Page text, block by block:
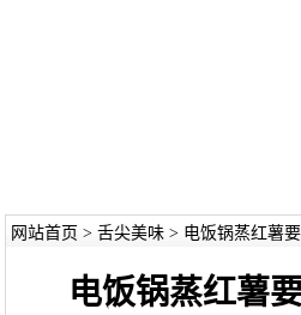
网站首页 > 舌尖美味> 电饭锅蒸红薯
电饭锅蒸红薯